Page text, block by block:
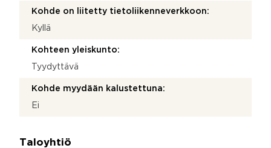
Kohde on liitetty tietoliikenneverkkoon:
Kyllä
Kohteen yleiskunto:
Tyydyttävä
Kohde myydään kalustettuna:
Ei
Taloyhtiö